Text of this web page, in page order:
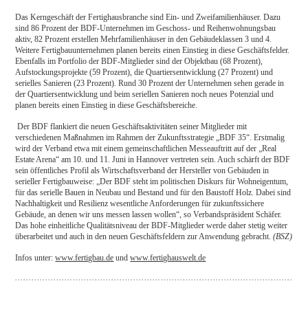
Das Kerngeschäft der Fertighausbranche sind Ein- und Zweifamilienhäuser. Dazu
sind 86 Prozent der BDF-Unternehmen im Geschoss- und Reihenwohnungsbau
aktiv, 82 Prozent erstellen Mehrfamilienhäuser in den Gebäudeklassen 3 und 4.
Weitere Fertigbauunternehmen planen bereits einen Einstieg in diese Geschäftsfelder.
Ebenfalls im Portfolio der BDF-Mitglieder sind der Objektbau (68 Prozent),
Aufstockungsprojekte (59 Prozent), die Quartiersentwicklung (27 Prozent) und
serielles Sanieren (23 Prozent). Rund 30 Prozent der Unternehmen sehen gerade in
der Quartiersentwicklung und beim seriellen Sanieren noch neues Potenzial und
planen bereits einen Einstieg in diese Geschäftsbereiche.
Der BDF flankiert die neuen Geschäftsaktivitäten seiner Mitglieder mit
verschiedenen Maßnahmen im Rahmen der Zukunftsstrategie „BDF 35“. Erstmalig
wird der Verband etwa mit einem gemeinschaftlichen Messeauftritt auf der „Real
Estate Arena“ am 10. und 11. Juni in Hannover vertreten sein. Auch schärft der BDF
sein öffentliches Profil als Wirtschaftsverband der Hersteller von Gebäuden in
serieller Fertigbauweise: „Der BDF steht im politischen Diskurs für Wohneigentum,
für das serielle Bauen in Neubau und Bestand und für den Baustoff Holz. Dabei sind
Nachhaltigkeit und Resilienz wesentliche Anforderungen für zukunftssichere
Gebäude, an denen wir uns messen lassen wollen“, so Verbandspräsident Schäfer.
Das hohe einheitliche Qualitätsniveau der BDF-Mitglieder werde daher stetig weiter
überarbeitet und auch in den neuen Geschäftsfeldern zur Anwendung gebracht.(BSZ)
Infos unter:www.fertigbau.de undwww.fertighauswelt.de